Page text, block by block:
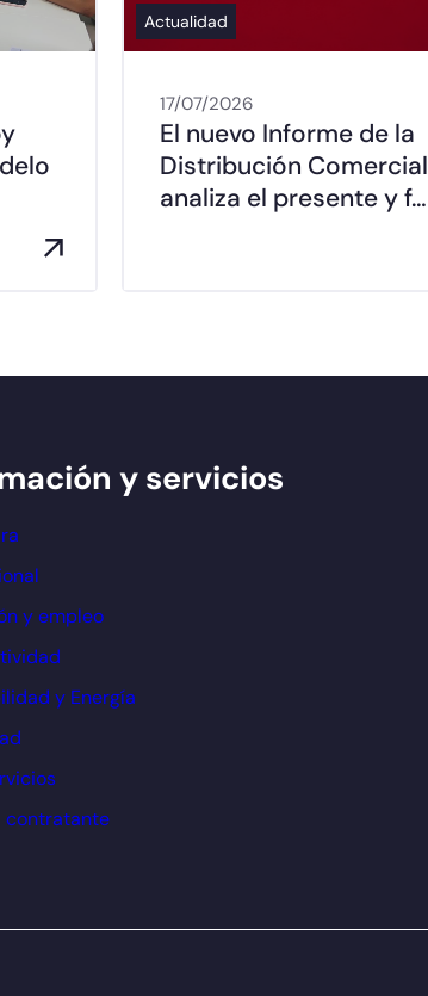
Actualidad
17/07/2026
El nuevo Informe de la
Distribución Comercial
analiza el presente y f…
y servicios
y empleo
y Energía
contratante